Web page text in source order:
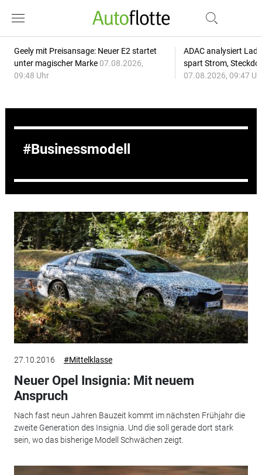
Geely mit Preisansage: Neuer E2 startet
unter magischer Marke 07.08.2026,
09:48 Uhr
ADAC analysiert
spart Strom,
07.08.2026, 09:47
Businessmodell
27.10.2016 #Mittelklasse
Neuer Opel Insignia: Mit neuem
Anspruch
Nach fast neun Jahren Bauzeit kommt im nächsten Frühjahr die
zweite Generation des Insignia. Und die soll gerade dort stark
sein, wo das bisherige Modell Schwächen zeigt.